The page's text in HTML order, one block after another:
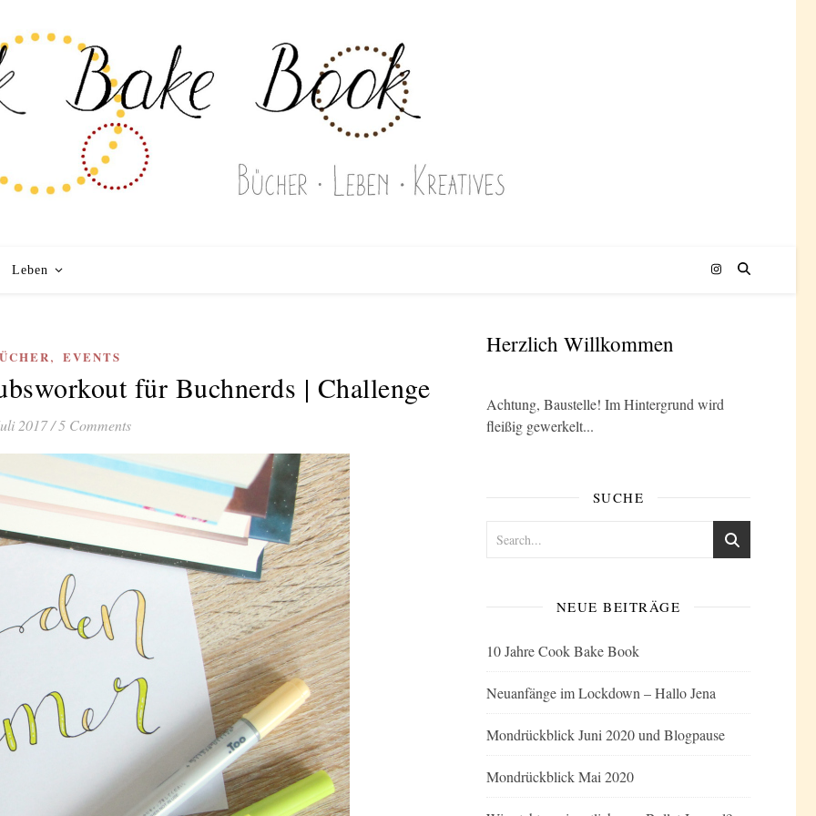
Leben
, EVENTS
für Buchnerds | Challenge
2017/5 Comments
Herzlich Willkommen
Achtung, Baustelle! Im Hintergrund wird
fleißig gewerkelt...
SUCHE
NEUE BEITRÄGE
10 Jahre Cook Bake Book
Neuanfänge im Lockdown – Hallo Jena
Mondrückblick Juni 2020 und Blogpause
Mondrückblick Mai 2020